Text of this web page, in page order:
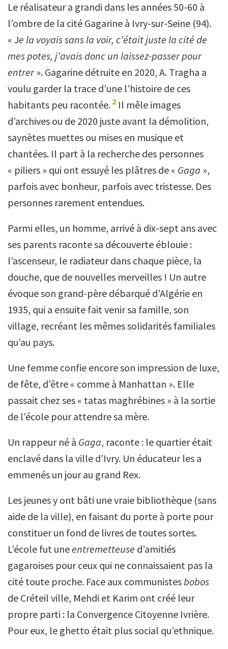
Le réalisateur a grandi dans les années 50-60 à
l’ombre de la cité Gagarine à Ivry-sur-Seine (94).
« Je la voyais sans la voir, c’était juste la cité de
mes potes, j’avais donc un laissez-passer pour
entrer». Gagarine détruite en 2020, A. Tragha a
voulu garder la trace d’une l’histoire de ces
habitants peu racontée. 2 Il mêle images
d’archives ou de 2020 juste avant la démolition,
saynètes muettes ou mises en musique et
chantées. Il part à la recherche des personnes
« piliers » qui ont essuyé les plâtres de « Gaga »,
parfois avec bonheur, parfois avec tristesse. Des
personnes rarement entendues.
Parmi elles, un homme, arrivé à dix-sept ans avec
ses parents raconte sa découverte éblouie :
l’ascenseur, le radiateur dans chaque pièce, la
douche, que de nouvelles merveilles ! Un autre
évoque son grand-père débarqué d’Algérie en
1935, qui a ensuite fait venir sa famille, son
village, recréant les mêmes solidarités familiales
qu’au pays.
Une femme confie encore son impression de luxe,
de fête, d’être « comme à Manhattan ». Elle
passait chez ses « tatas maghrébines » à la sortie
de l’école pour attendre sa mère.
Un rappeur né à Gaga, raconte : le quartier était
enclavé dans la ville d’Ivry. Un éducateur les a
emmenés un jour au grand Rex.
Les jeunes y ont bâti une vraie bibliothèque (sans
aide de la ville), en faisant du porte à porte pour
constituer un fond de livres de toutes sortes.
L’école fut uneentremetteuse d’amitiés
gagaroises pour ceux qui ne connaissaient pas la
cité toute proche. Face aux communistesbobos
de Créteil ville, Mehdi et Karim ont créé leur
propre parti : la Convergence Citoyenne Ivrière.
Pour eux, le ghetto était plus social qu’ethnique.